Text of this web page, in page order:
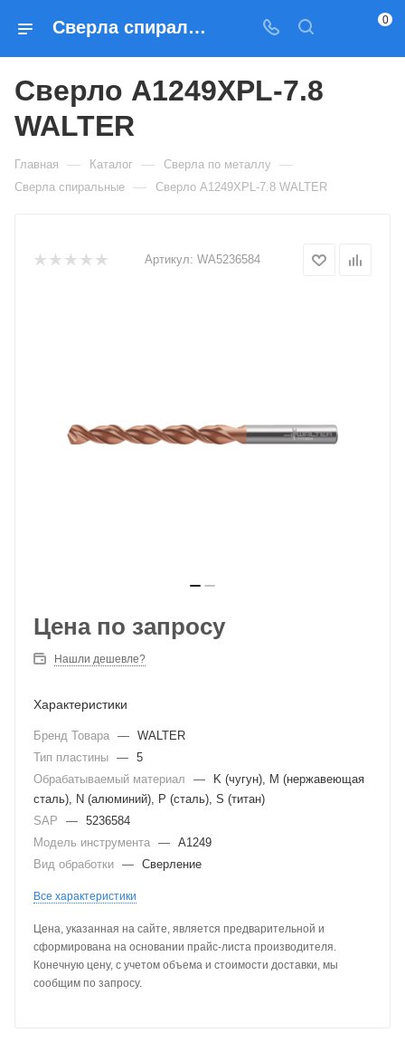
Сверла спиральные Сверло A1249XPL-7.8 WALTER — купить по выгодным ценам в Москве 0
Сверло A1249XPL-7.8
WALTER
Главная — Каталог — Сверла по металлу —
Сверла спиральные — Сверло A1249XPL-7.8 WALTER
Артикул: WA5236584
Цена по запросу
Нашли дешевле?
Характеристики
Бренд Товара — WALTER
Тип пластины — 5
Обрабатываемый материал
—
K (чугун), M (нержавеющая
сталь), N (алюминий), P (сталь), S (титан)
SAP
— 5236584
Модель инструмента — A1249
Вид обработки — Сверление
Все характеристики
Цена, указанная на сайте, является предварительной и
сформирована на основании прайс-листа производителя.
Конечную цену, с учетом объема и стоимости доставки, мы
сообщим по запросу.